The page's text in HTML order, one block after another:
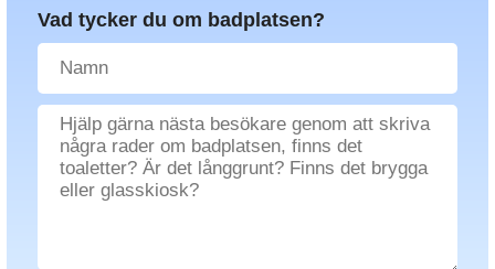
Vad tycker du om badplatsen?